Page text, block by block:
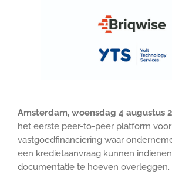
Amsterdam, woensdag 4 augustus
het eerste peer-to-peer platform
vastgoedfinanciering waar
een kredietaanvraag kunnen
documentatie te hoeven